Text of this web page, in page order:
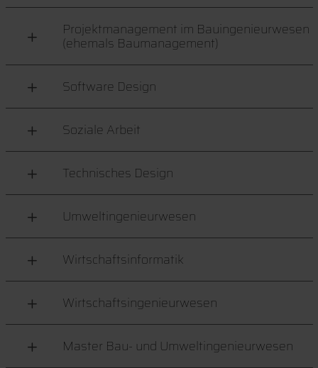
Projektmanagement im Bauingenieurwesen
(ehemals Baumanagement)
Software Design
Soziale Arbeit
Technisches Design
Umweltingenieurwesen
Wirtschaftsinformatik
Wirtschaftsingenieurwesen
Master Bau- und Umweltingenieurwesen